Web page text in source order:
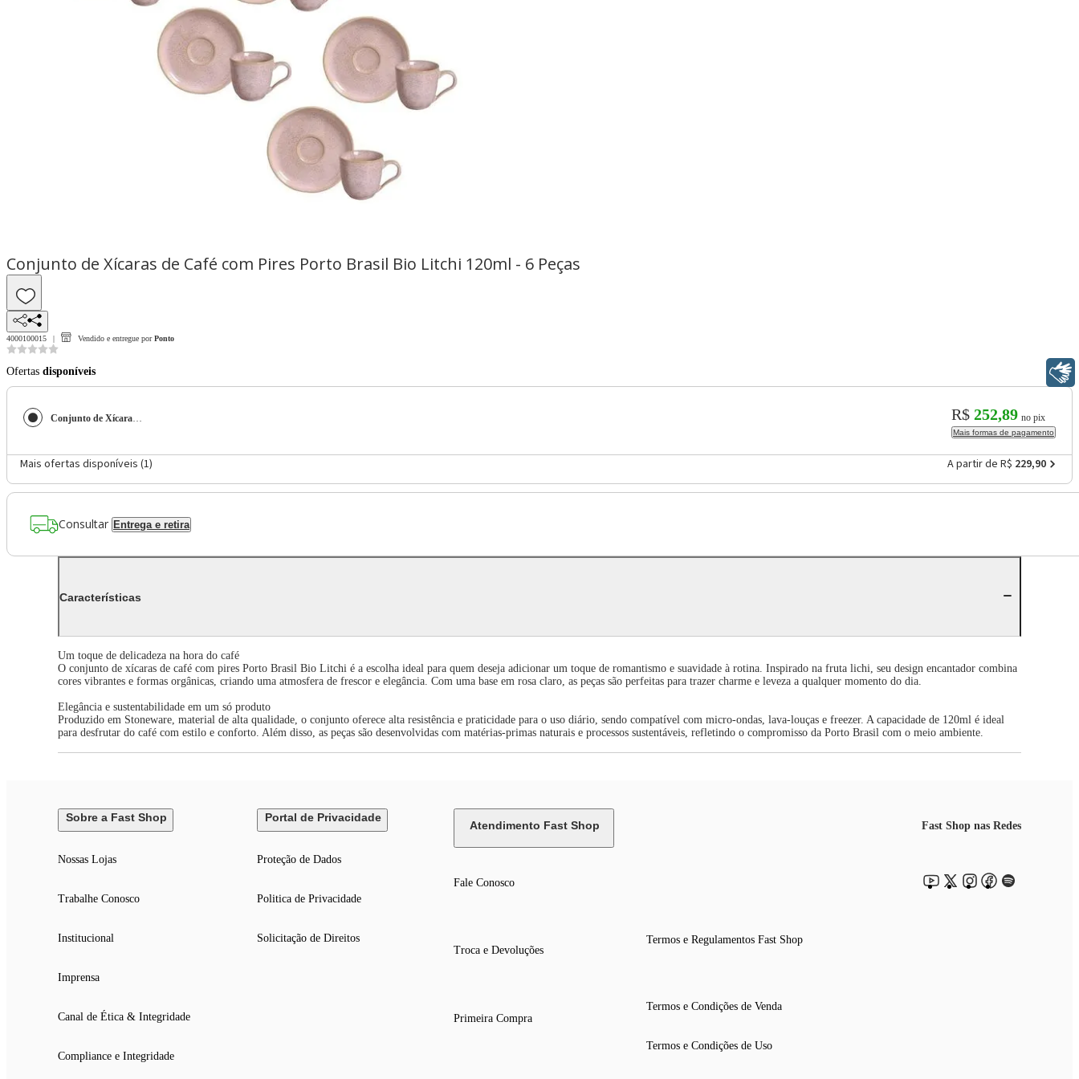
Conjunto de Xícaras de Café com Pires Porto Brasil Bio Litchi 120ml - 6 Peças
4000100015 Vendido e entregue por Ponto
Ofertas disponíveis
Conjunto de Xícaras de Café com Pires Porto Brasil Bio Litchi 120ml - 6 Peças R$ 252,89 no pix
Mais formas de pagamento
Mais ofertas disponíveis (1) A partir de R$ 229,90
Consultar Entrega e retira
Características
Um toque de delicadeza na hora do café
O conjunto de xícaras de café com pires Porto Brasil Bio Litchi é a escolha ideal para quem deseja adicionar um toque de romantismo e suavidade à rotina. Inspirado na fruta lichi, seu design encantador combina
cores vibrantes e formas orgânicas, criando uma atmosfera de frescor e elegância. Com uma base em rosa claro, as peças são perfeitas para trazer charme e leveza a qualquer momento do dia.
Elegância e sustentabilidade em um só produto
Produzido em Stoneware, material de alta qualidade, o conjunto oferece alta resistência e praticidade para o uso diário, sendo compatível com micro-ondas, lava-louças e freezer. A capacidade de 120ml é ideal
para desfrutar do café com estilo e conforto. Além disso, as peças são desenvolvidas com matérias-primas naturais e processos sustentáveis, refletindo o compromisso da Porto Brasil com o meio ambiente.
Sobre a Fast Shop
Nossas Lojas
Trabalhe Conosco
Institucional
Imprensa
Canal de Ética & Integridade
Compliance e Integridade
Portal de Privacidade
Proteção de Dados
Politica de Privacidade
Solicitação de Direitos
Atendimento Fast Shop
Fale Conosco
Troca e Devoluções
Primeira Compra
Termos e Regulamentos Fast Shop
Termos e Condições de Venda
Termos e Condições de Uso
Fast Shop nas Redes